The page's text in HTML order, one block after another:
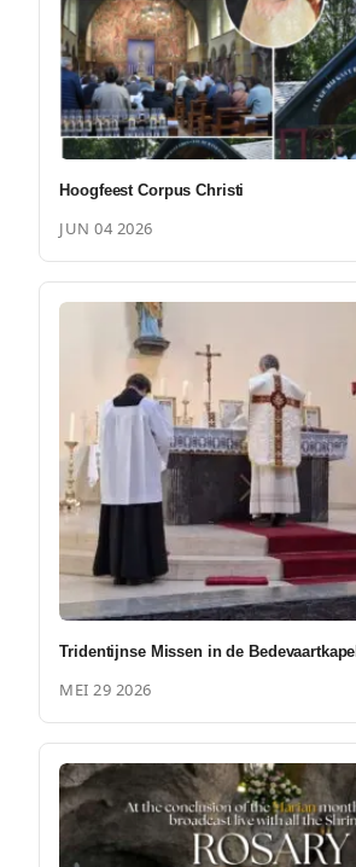
Hoogfeest Corpus Christi
JUN 04 2026
Tridentijnse Missen in de Bedevaartkapel
MEI 29 2026